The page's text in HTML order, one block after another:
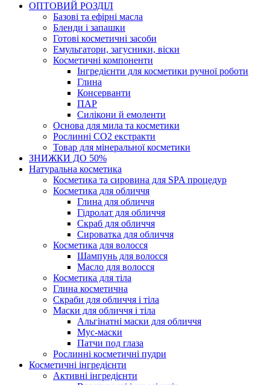
ОПТОВИЙ РОЗДІЛ
Базові та ефірні масла
Бленди і запашки
Готові косметичні засоби
Емульгатори, загусники, віски
Косметичні компоненти
Інгредієнти для косметики ручної роботи
Глина
Консерванти
ПАР
Силікони й емоленти
Основа для мила та косметики
Рослинні СО2 екстракти
Товар для мінеральної косметики
ЗНИЖКИ ДО 50%
Натуральна косметика
Косметика та сировина для SPA процедур
Косметика для обличчя
Глина для обличчя
Гідролат для обличчя
Скраб для обличчя
Сироватка для обличчя
Косметика для волосся
Шампунь для волосся
Масло для волосся
Косметика для тіла
Глина косметична
Скраби для обличчя і тіла
Маски для обличчя і тіла
Альгінатні маски для обличчя
Мус-маски
Патчи под глаза
Рослинні косметичні пудри
Косметичні інгредієнти
Активні інгредієнти